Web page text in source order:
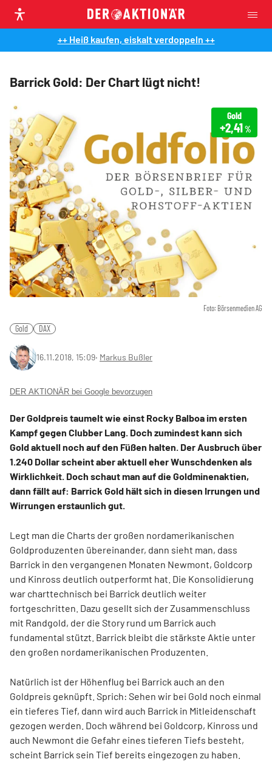
++ Heiß kaufen, eiskalt verdoppeln ++
Barrick Gold: Der Chart lügt nicht!
Foto: Börsenmedien AG
Gold
+2,41%
Gold DAX
16.11.2018, 15:09‧ Markus Bußler
DER AKTIONÄR bei Google bevorzugen
Der Goldpreis taumelt wie einst Rocky Balboa im ersten
Kampf gegen Clubber Lang. Doch zumindest kann sich
Gold aktuell noch auf den Füßen halten. Der Ausbruch über
1.240 Dollar scheint aber aktuell eher Wunschdenken als
Wirklichkeit. Doch schaut man auf die Goldminenaktien,
dann fällt auf: Barrick Gold hält sich in diesen Irrungen und
Wirrungen erstaunlich gut.
Legt man die Charts der großen nordamerikanischen
Goldproduzenten übereinander, dann sieht man, dass
Barrick in den vergangenen Monaten Newmont, Goldcorp
und Kinross deutlich outperformt hat. Die Konsolidierung
war charttechnisch bei Barrick deutlich weiter
fortgeschritten. Dazu gesellt sich der Zusammenschluss
mit Randgold, der die Story rund um Barrick auch
fundamental stützt. Barrick bleibt die stärkste Aktie unter
den großen nordamerikanischen Produzenten.
Natürlich ist der Höhenflug bei Barrick auch an den
Goldpreis geknüpft. Sprich: Sehen wir bei Gold noch einmal
ein tieferes Tief, dann wird auch Barrick in Mitleidenschaft
gezogen werden. Doch während bei Goldcorp, Kinross und
auch Newmont die Gefahr eines tieferen Tiefs besteht,
scheint Barrick sein Tief bereits eingezogen zu haben.